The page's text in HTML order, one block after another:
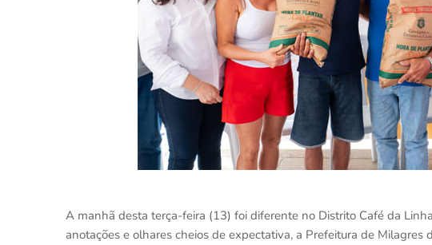
A manhã desta terça-feira (13) foi diferente no Distrito Café da
anotações e olhares cheios de expectativa, a Prefeitura de Milagres